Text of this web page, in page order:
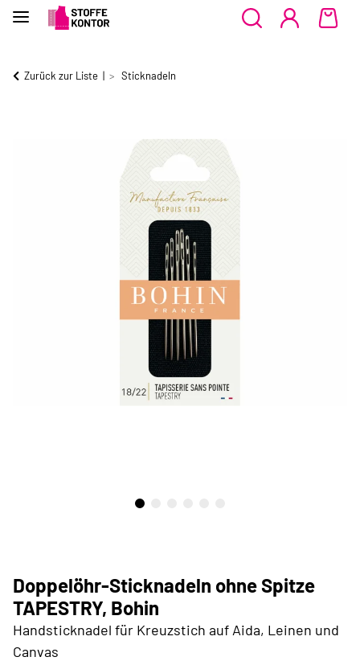
Zurück zur Liste Sticknadeln
Doppelöhr-Sticknadeln ohne Spitze
TAPESTRY, Bohin
Handsticknadel für Kreuzstich auf Aida, Leinen und
Canvas